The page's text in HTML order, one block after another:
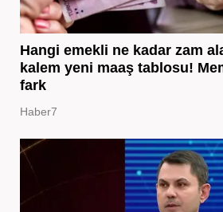
Hangi emekli ne kadar zam
kalem yeni maaş tablosu!
fark
Haber7